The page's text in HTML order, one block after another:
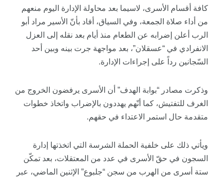
كافة أقسام الأسرى، لاسيما بعد محاولة الإدارة اليوم منعهم
من أداء صلاة الجمعة، وفي السياق، أفاد بأنّ الأسير مراد أبو
الرب أعلن إضرابه عن الطعام منذ أيام بعد نقله إلى العزل
الانفرادي في “عسقلان”، بعد مواجهة جرت بينه وبين أحد
السّجانين رداً على إجراءات الإدارة.
وذكرت مصادر “بوابة الهدف” أن الأسرى يرفضون الخروج من
الغرف للتفتيش، كما أنّهم يهددون بالإضراب واتخاذ خطوات
متقدمة حال استمر الاعتداء في حقهم.
ويأتي ذلك على خلفية الحملة الشرسة التي اتخذتها إدارة
السجون في حقّ الأسرى في عدد من المعتقلات، بعد تمكّن
ستة أسرى من الهرب من سجن “جلبوع” الإثنين الماضي، عبر